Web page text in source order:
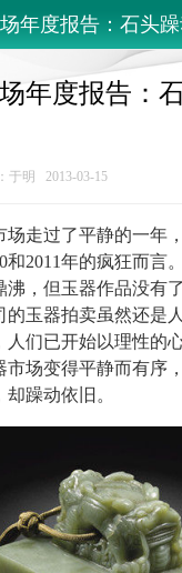
年度报告：石头
年度报告：
于明 2013-03-15
走过了平静的一年
和2011年的疯狂而言
沸，但玉器作品没有
的玉器拍卖虽然还是
人们已开始以理性的
市场变得平静而有序
躁动依旧。